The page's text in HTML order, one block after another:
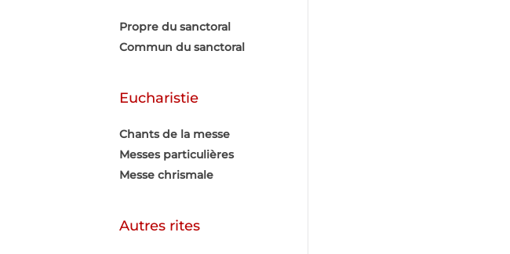
Propre du sanctoral
Commun du sanctoral
Eucharistie
Chants de la messe
Messes particulières
Messe chrismale
Autres rites